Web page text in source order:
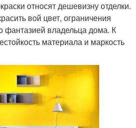
относят дешевизну отделки.
вой цвет, ограничения
фантазией владельца дома. К
материала и маркость